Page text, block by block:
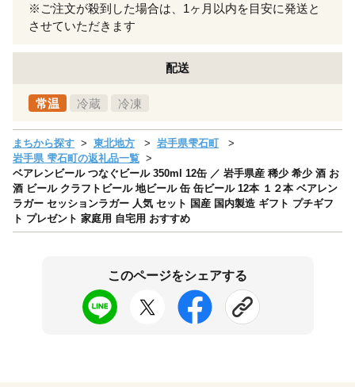
※ご注文が殺到した場合は、1ヶ月以内を目安に発送と
させていただきます
配送
常温 冷蔵 冷凍
まちから探す 東北地方
岩手県雫石町
岩手県 雫石町の返礼品一覧
ベアレンビール つなぐビール 350ml 12缶 ／ 岩手県産 稀少 希少 酒 お
酒 ビール クラフトビール 地ビール 缶 缶ビール 12本 １２本 ベアレン
ラガー セッションラガー 人気 セット 国産 国内製造 ギフト プチギフ
ト プレゼント 家庭用 自宅用 おすすめ
このページをシェアする